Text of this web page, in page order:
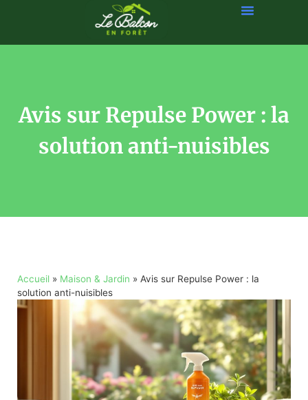
Avis sur Repulse Power : la
solution anti-nuisibles
Accueil » Maison & Jardin » Avis sur Repulse Power : la
solution anti-nuisibles